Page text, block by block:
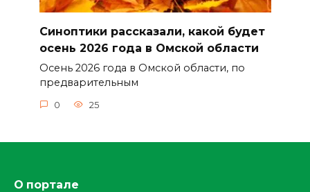
Синоптики рассказали, какой будет
осень 2026 года в Омской области
Осень 2026 года в Омской области, по
предварительным
0 25
О портале